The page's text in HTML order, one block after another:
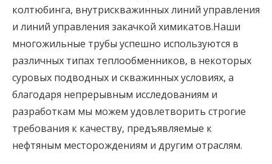
колтюбинга, внутрискважинных линий управления
и линий управления закачкой химикатов.Наши
многожильные трубы успешно используются в
различных типах теплообменников, в некоторых
суровых подводных и скважинных условиях, а
благодаря непрерывным исследованиям и
разработкам мы можем удовлетворить строгие
требования к качеству, предъявляемые к
нефтяным месторождениям и другим отраслям.